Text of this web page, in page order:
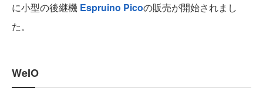
に小型の後継機 Espruino Picoの販売が開始されまし
た。
WeIO